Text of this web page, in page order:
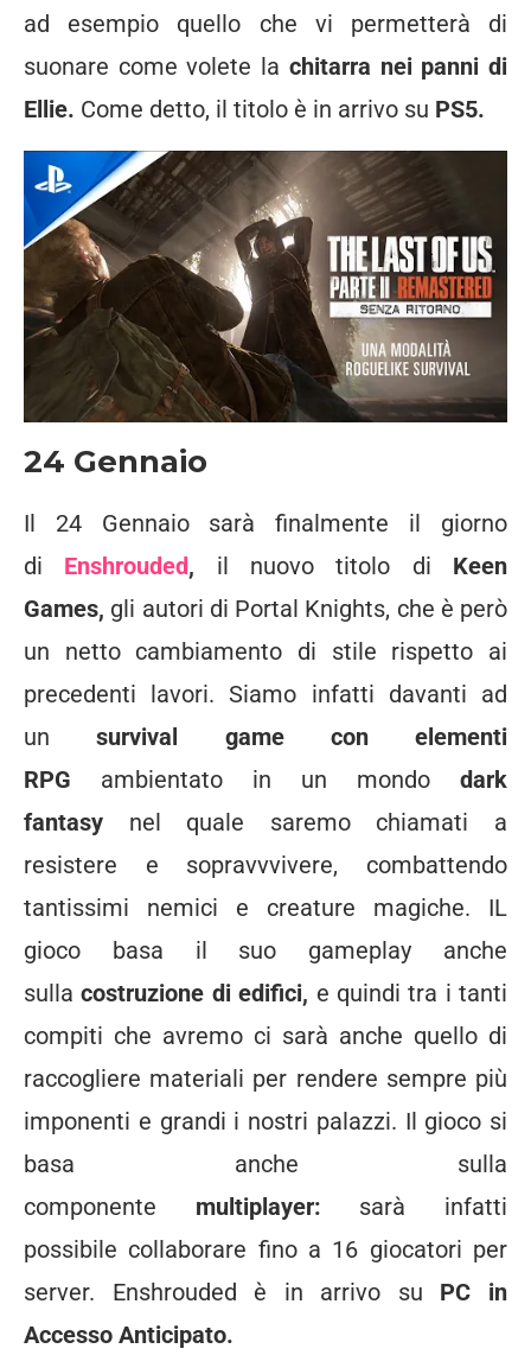
ad esempio quello che vi permetterà di
suonare come volete la chitarra nei panni di
Ellie. Come detto, il titolo è in arrivo su PS5.
24 Gennaio
Il 24 Gennaio sarà finalmente il giorno
di Enshrouded, il nuovo titolo di Keen
Games, gli autori di Portal Knights, che è però
un netto cambiamento di stile rispetto ai
precedenti lavori. Siamo infatti davanti ad
unsurvival game con elementi
RPG ambientato in un mondo dark
fantasy nel quale saremo chiamati a
resistere e sopravvvivere, combattendo
tantissimi nemici e creature magiche. IL
gioco basa il suo gameplay anche
sullacostruzione di edifici, e quindi tra i tanti
compiti che avremo ci sarà anche quello di
raccogliere materiali per rendere sempre più
imponenti e grandi i nostri palazzi. Il gioco si
basa anche sulla
componente multiplayer: sarà infatti
possibile collaborare fino a 16 giocatori per
server. Enshrouded è in arrivo su PC in
Accesso Anticipato.